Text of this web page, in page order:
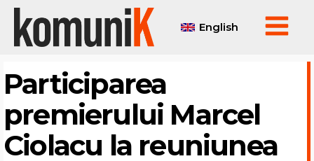
English
Participarea
premierului Marcel
Ciolacu la reuniunea